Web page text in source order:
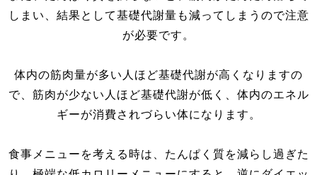
しまい、結果として基礎代謝量も減ってしまうので注意
が必要です。
体内の筋肉量が多い人ほど基礎代謝が高くなりますの
で、筋肉が少ない人ほど基礎代謝が低く、体内のエネル
ギーが消費されづらい体になります。
食事メニューを考える時は、たんぱく質を減らし過ぎた